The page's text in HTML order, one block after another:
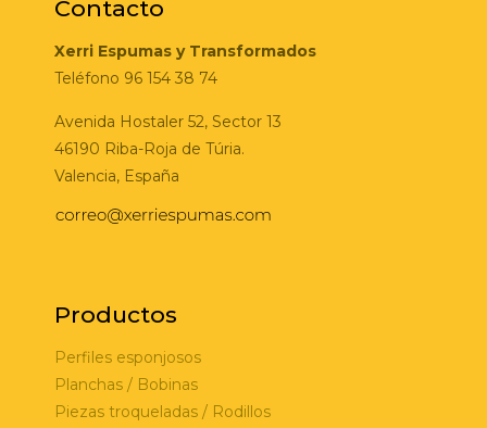
Contacto
Xerri Espumas y Transformados
Teléfono 96 154 38 74
Avenida Hostaler 52, Sector 13
46190 Riba-Roja de Túria.
Valencia, España
Productos
Perfiles esponjosos
Planchas / Bobinas
Piezas troqueladas / Rodillos